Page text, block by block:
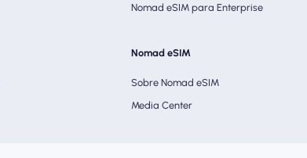
Nomad eSIM para Enterprise
Nomad eSIM
Sobre Nomad eSIM
Media Center